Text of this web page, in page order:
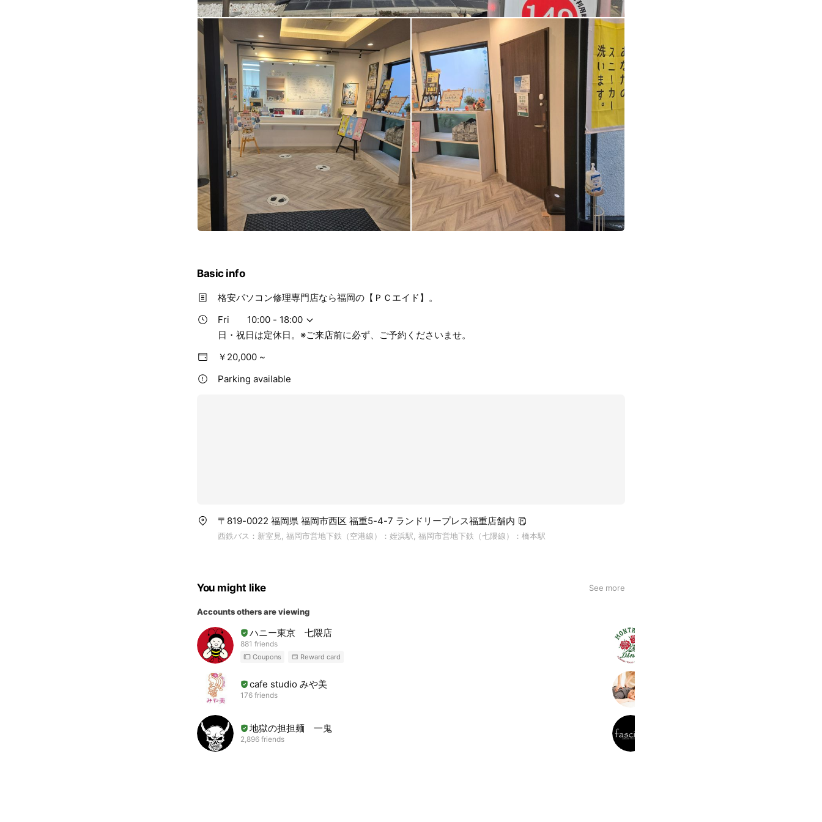
Basic info
格安パソコン修理専門店なら福岡の【ＰＣエイド】。
Fri
10:00 - 18:00
日・祝日は定休日。※ご来店前に必ず、ご予約くださいませ。
￥20,000 ~
Parking available
〒819-0022 福岡県 福岡市西区 福重5-4-7 ランドリープレス福重店舗内
西鉄バス：新室見, 福岡市営地下鉄（空港線）：姪浜駅, 福岡市営地下鉄（七隈線）：橋本駅
You might like See more
Accounts others are viewing
ハニー東京 七隈店
881 friends
Coupons Reward card
cafe studio みや美
176 friends
地獄の担担麺 一鬼
2,896 friends